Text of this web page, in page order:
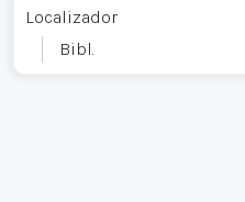
Localizador
Bibl.